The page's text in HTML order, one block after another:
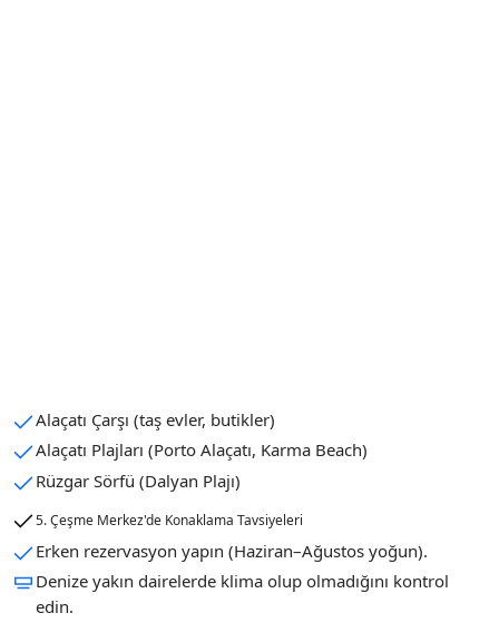
Alaçatı Çarşı (taş evler, butikler)
Alaçatı Plajları (Porto Alaçatı, Karma Beach)
Rüzgar Sörfü (Dalyan Plajı)
5. Çeşme Merkez'de Konaklama Tavsiyeleri
Erken rezervasyon yapın (Haziran–Ağustos yoğun).
Denize yakın dairelerde klima olup olmadığını kontrol
edin.